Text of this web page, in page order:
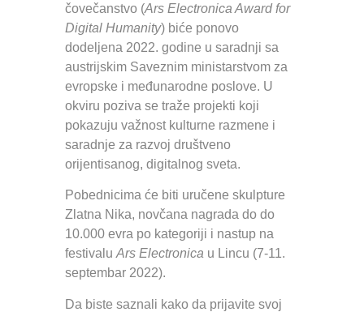
čovečanstvo (Ars Electronica Award for
Digital Humanity) biće ponovo
dodeljena 2022. godine u saradnji sa
austrijskim Saveznim ministarstvom za
evropske i međunarodne poslove. U
okviru poziva se traže projekti koji
pokazuju važnost kulturne razmene i
saradnje za razvoj društveno
orijentisanog, digitalnog sveta.
Pobednicima će biti uručene skulpture
Zlatna Nika, novčana nagrada do do
10.000 evra po kategoriji i nastup na
festivalu Ars Electronica u Lincu (7-11.
septembar 2022).
Da biste saznali kako da prijavite svoj